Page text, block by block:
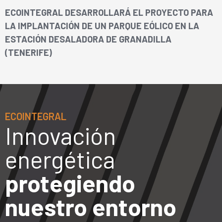
ECOINTEGRAL DESARROLLARÁ EL PROYECTO PARA
LA IMPLANTACIÓN DE UN PARQUE EÓLICO EN LA
ESTACIÓN DESALADORA DE GRANADILLA
(TENERIFE)
ECOINTEGRAL
Innovación
energética
protegiendo
nuestro entorno